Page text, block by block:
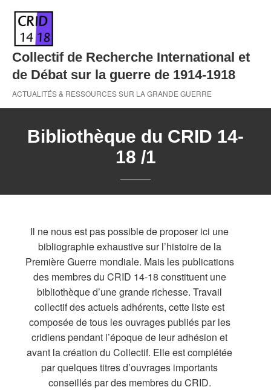
content
Collectif de Recherche International et
de Débat sur la guerre de 1914-1918
ACTUALITÉS & RESSOURCES SUR LA GRANDE GUERRE
Bibliothèque du CRID 14-
18 /1
Il ne nous est pas possible de proposer ici une
bibliographie exhaustive sur l’histoire de la
Première Guerre mondiale. Mais les publications
des membres du CRID 14-18 constituent une
bibliothèque d’une grande richesse. Travail
collectif des actuels adhérents, cette liste est
composée de tous les ouvrages publiés par les
cridiens pendant l’époque de leur adhésion et
avant la création du Collectif. Elle est complétée
par quelques titres d’ouvrages importants
conseillés par des membres du CRID.